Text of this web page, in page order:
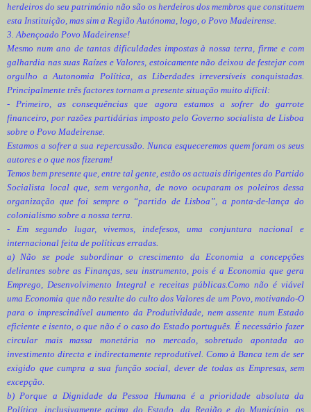
herdeiros do seu património não são os herdeiros dos membros que constituem
esta Instituição, mas sim a Região Autónoma, logo, o Povo Madeirense.
3. Abençoado Povo Madeirense!
Mesmo num ano de tantas dificuldades impostas à nossa terra, firme e com
galhardia nas suas Raízes e Valores, estoicamente não deixou de festejar com
orgulho a Autonomia Política, as Liberdades irreversíveis conquistadas.
Principalmente três factores tornam a presente situação muito difícil:
- Primeiro, as consequências que agora estamos a sofrer do garrote
financeiro, por razões partidárias imposto pelo Governo socialista de Lisboa
sobre o Povo Madeirense.
Estamos a sofrer a sua repercussão. Nunca esqueceremos quem foram os seus
autores e o que nos fizeram!
Temos bem presente que, entre tal gente, estão os actuais dirigentes do Partido
Socialista local que, sem vergonha, de novo ocuparam os poleiros dessa
organização que foi sempre o “partido de Lisboa”, a ponta-de-lança do
colonialismo sobre a nossa terra.
- Em segundo lugar, vivemos, indefesos, uma conjuntura nacional e
internacional feita de políticas erradas.
a) Não se pode subordinar o crescimento da Economia a concepções
delirantes sobre as Finanças, seu instrumento, pois é a Economia que gera
Emprego, Desenvolvimento Integral e receitas públicas.Como não é viável
uma Economia que não resulte do culto dos Valores de um Povo, motivando-O
para o imprescindível aumento da Produtividade, nem assente num Estado
eficiente e isento, o que não é o caso do Estado português. É necessário fazer
circular mais massa monetária no mercado, sobretudo apontada ao
investimento directa e indirectamente reprodutível. Como à Banca tem de ser
exigido que cumpra a sua função social, dever de todas as Empresas, sem
excepção.
b) Porque a Dignidade da Pessoa Humana é a prioridade absoluta da
Política, inclusivamente acima do Estado, da Região e do Município, os